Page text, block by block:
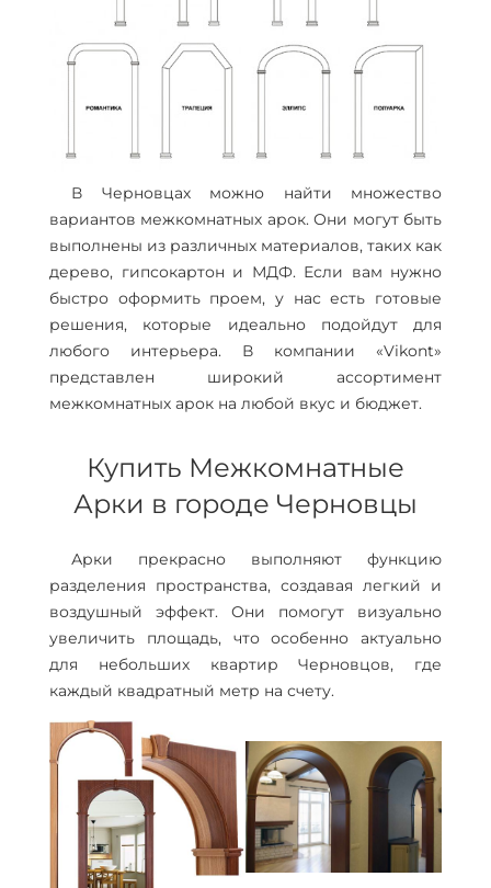
В Черновцах можно найти множество
вариантов межкомнатных арок. Они могут быть
выполнены из различных материалов, таких как
дерево, гипсокартон и МДФ. Если вам нужно
быстро оформить проем, у нас есть готовые
решения, которые идеально подойдут для
любого интерьера. В компании «Vikont»
представлен широкий ассортимент
межкомнатных арок на любой вкус и бюджет.
Купить Межкомнатные
Арки в городе Черновцы
Арки прекрасно выполняют функцию
разделения пространства, создавая легкий и
воздушный эффект. Они помогут визуально
увеличить площадь, что особенно актуально
для небольших квартир Черновцов, где
каждый квадратный метр на счету.